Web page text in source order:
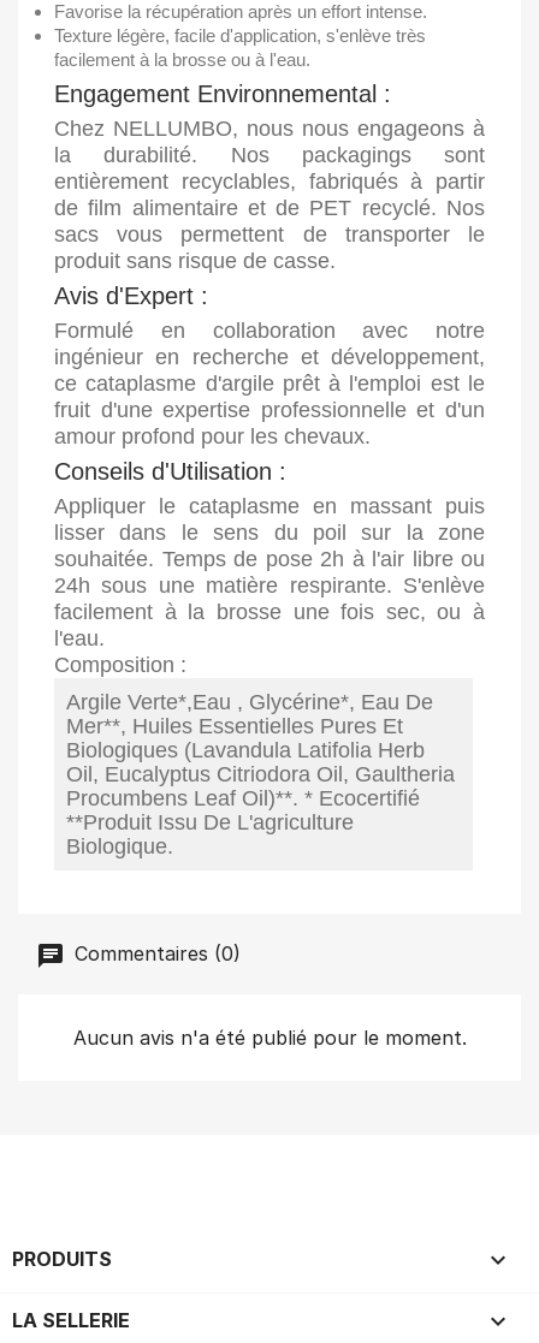
Favorise la récupération après un effort intense.
Texture légère, facile d'application, s'enlève très
facilement à la brosse ou à l'eau.
Engagement Environnemental :
Chez NELLUMBO, nous nous engageons à
la durabilité. Nos packagings sont
entièrement recyclables, fabriqués à partir
de film alimentaire et de PET recyclé. Nos
sacs vous permettent de transporter le
produit sans risque de casse.
Avis d'Expert :
Formulé en collaboration avec notre
ingénieur en recherche et développement,
ce cataplasme d'argile prêt à l'emploi est le
fruit d'une expertise professionnelle et d'un
amour profond pour les chevaux.
Conseils d'Utilisation :
Appliquer le cataplasme en massant puis
lisser dans le sens du poil sur la zone
souhaitée. Temps de pose 2h à l'air libre ou
24h sous une matière respirante. S'enlève
facilement à la brosse une fois sec, ou à
l'eau.
Composition :
Argile Verte*,Eau , Glycérine*, Eau De
Mer**, Huiles Essentielles Pures Et
Biologiques (Lavandula Latifolia Herb
Oil, Eucalyptus Citriodora Oil, Gaultheria
Procumbens Leaf Oil)**. * Ecocertifié
**Produit Issu De L'agriculture
Biologique.
Commentaires (0)
Aucun avis n'a été publié pour le moment.
PRODUITS 
LA SELLERIE 